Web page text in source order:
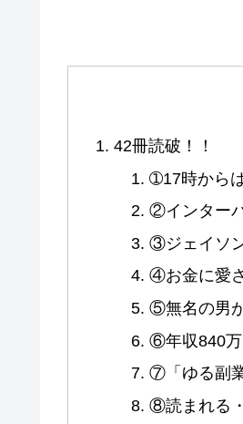
42冊読破！！
➀17時から
②インター
③ジェイソ
④お金に愛
⑤無名の男
⑥年収840万
⑦「ゆる副
⑧読まれる